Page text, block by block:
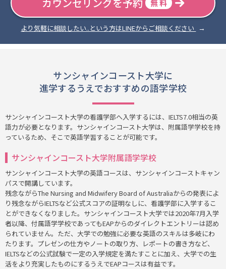
無 料
より気軽に相談したい..という方はLINEからご相談ください
サンシャインコースト大学に
進学するうえでおすすめの語学学校
サンシャインコースト大学の看護学部へ入学するには、IELTS7.0相当の英
語力が必要となります。サンシャインコースト大学は、附属語学学校を持
っているため、そこで英語学習することが可能です。
サンシャインコースト大学附属語学学校
サンシャインコースト大学の英語コースは、サンシャインコーストキャン
パスで開講しています。
残念ながらThe Nursing and Midwifery Board of Australiaからの発表によ
り残念ながらIELTSなど公式スコアの証明なしに、看護学部に入学するこ
とができなくなりました。サンシャインコースト大学では2020年7月入学
者以降、付属語学学校であってもEAPからのダイレクトエントリーは認め
られていません。ただ、大学での勉強に必要な英語のスキルは多岐にわ
たります。プレゼンの仕方やノートの取り方、レポートの書き方など、
IELTSなどの公式試験で一定の入学規定を満たすことに加え、大学での生
活をより充実したものにするうえでEAPコースは有益です。